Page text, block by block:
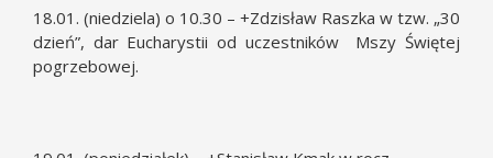
18.01. (niedziela) o 10.30 – +Zdzisław Raszka w tzw. „30
dzień”, dar Eucharystii od uczestników Mszy Świętej
pogrzebowej.